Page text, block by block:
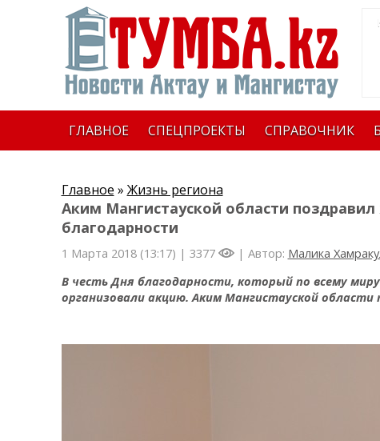
ГЛАВНОЕ СПЕЦПРОЕКТЫ СПРАВОЧНИК
Главное » Жизнь региона
Аким Мангистауской области
благодарности
1 Марта 2018 (13:17) | 3377 | Автор: Малика
В честь Дня благодарности, который по всему
организовали акцию. Аким Мангистауской